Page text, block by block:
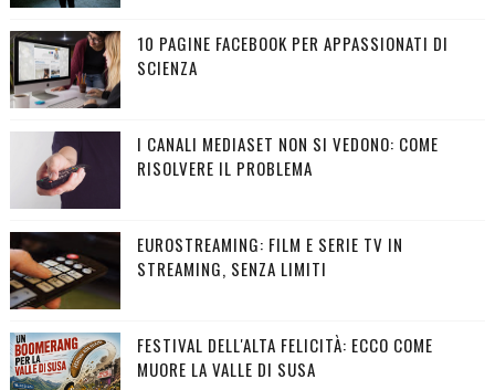
10 PAGINE FACEBOOK PER APPASSIONATI DI
SCIENZA
I CANALI MEDIASET NON SI VEDONO: COME
RISOLVERE IL PROBLEMA
EUROSTREAMING: FILM E SERIE TV IN
STREAMING, SENZA LIMITI
FESTIVAL DELL'ALTA FELICITÀ: ECCO COME
MUORE LA VALLE DI SUSA